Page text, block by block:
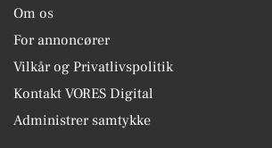
Om os
For annoncører
Vilkår og Privatlivspolitik
Kontakt VORES Digital
Administrer samtykke